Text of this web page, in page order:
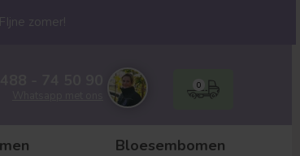
Bloesembomen
0
zomer!